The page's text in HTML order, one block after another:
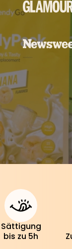
Sättigung
bis zu 5h